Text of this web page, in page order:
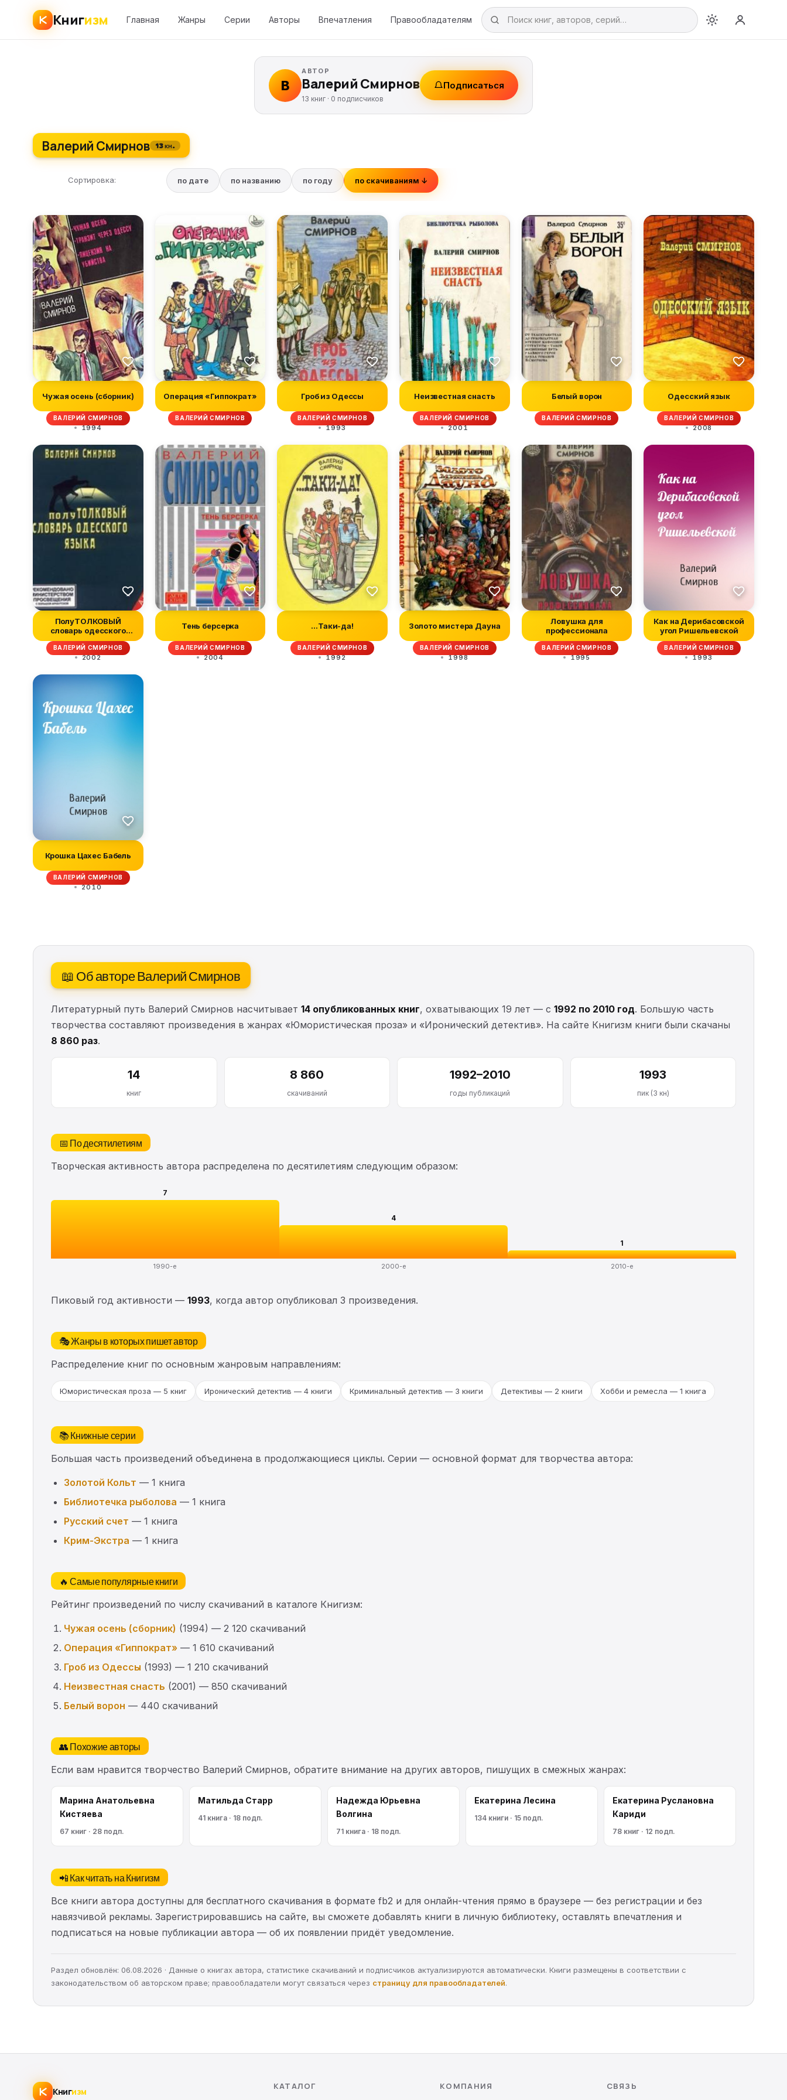
Книгизм Главная Жанры Серии Авторы Впечатления Правообладателям
В
АВТОР
Валерий Смирнов
13 книг · 0 подписчиков
Подписаться
Валерий Смирнов 13 кн.
Сортировка: по дате по названию по году по скачиваниям ↓
Чужая осень (сборник)
ВАЛЕРИЙ СМИРНОВ
1994
Операция «Гиппократ»
ВАЛЕРИЙ СМИРНОВ
Гроб из Одессы
ВАЛЕРИЙ СМИРНОВ
1993
Неизвестная снасть
ВАЛЕРИЙ СМИРНОВ
2001
Белый ворон
ВАЛЕРИЙ СМИРНОВ
Одесский язык
ВАЛЕРИЙ СМИРНОВ
2008
ПолуТОЛКОВЫЙ
словарь одесского
языка
ВАЛЕРИЙ СМИРНОВ
2002
Тень берсерка
ВАЛЕРИЙ СМИРНОВ
2004
...Таки-да!
ВАЛЕРИЙ СМИРНОВ
1992
Золото мистера Дауна
ВАЛЕРИЙ СМИРНОВ
1998
Ловушка для
профессионала
ВАЛЕРИЙ СМИРНОВ
1995
Как на Дерибасовской
угол Ришельевской
ВАЛЕРИЙ СМИРНОВ
1993
Крошка Цахес Бабель
ВАЛЕРИЙ СМИРНОВ
2010
📖 Об авторе Валерий Смирнов
Литературный путь Валерий Смирнов насчитывает 14 опубликованных книг, охватывающих 19 лет — с 1992 по 2010 год. Большую часть
творчества составляют произведения в жанрах «Юмористическая проза» и «Иронический детектив». На сайте Книгизм книги были скачаны
8 860 раз.
14
книг
8 860
скачиваний
1992–2010
годы публикаций
1993
пик (3 кн)
📅 По десятилетиям
Творческая активность автора распределена по десятилетиям следующим образом:
7
1990-е
4
2000-е
1
2010-е
Пиковый год активности — 1993, когда автор опубликовал 3 произведения.
🎭 Жанры в которых пишет автор
Распределение книг по основным жанровым направлениям:
Юмористическая проза — 5 книг Иронический детектив — 4 книги Криминальный детектив — 3 книги Детективы — 2 книги Хобби и ремесла — 1 книга
📚 Книжные серии
Большая часть произведений объединена в продолжающиеся циклы. Серии — основной формат для творчества автора:
Золотой Кольт — 1 книга
Библиотечка рыболова — 1 книга
Русский счет — 1 книга
Крим-Экстра — 1 книга
🔥 Самые популярные книги
Рейтинг произведений по числу скачиваний в каталоге Книгизм:
Чужая осень (сборник) (1994) — 2 120 скачиваний
Операция «Гиппократ» — 1 610 скачиваний
Гроб из Одессы (1993) — 1 210 скачиваний
Неизвестная снасть (2001) — 850 скачиваний
Белый ворон — 440 скачиваний
👥 Похожие авторы
Если вам нравится творчество Валерий Смирнов, обратите внимание на других авторов, пишущих в смежных жанрах:
Марина Анатольевна
Кистяева
67 книг · 28 подп.
Матильда Старр
41 книга · 18 подп.
Надежда Юрьевна
Волгина
71 книга · 18 подп.
Екатерина Лесина
134 книги · 15 подп.
Екатерина Руслановна
Кариди
78 книг · 12 подп.
📲 Как читать на Книгизм
Все книги автора доступны для бесплатного скачивания в формате fb2 и для онлайн-чтения прямо в браузере — без регистрации и без
навязчивой рекламы. Зарегистрировавшись на сайте, вы сможете добавлять книги в личную библиотеку, оставлять впечатления и
подписаться на новые публикации автора — об их появлении придёт уведомление.
Раздел обновлён: 06.08.2026 · Данные о книгах автора, статистике скачиваний и подписчиков актуализируются автоматически. Книги размещены в соответствии с
законодательством об авторском праве; правообладатели могут связаться через страницу для правообладателей.
Книгизм
КАТАЛОГ КОМПАНИЯ СВЯЗЬ